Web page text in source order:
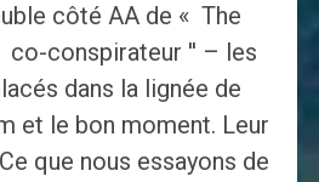
côté AA de « The
co-conspirateur '' – les
dans la lignée de
et le bon moment. Leur
que nous essayons de